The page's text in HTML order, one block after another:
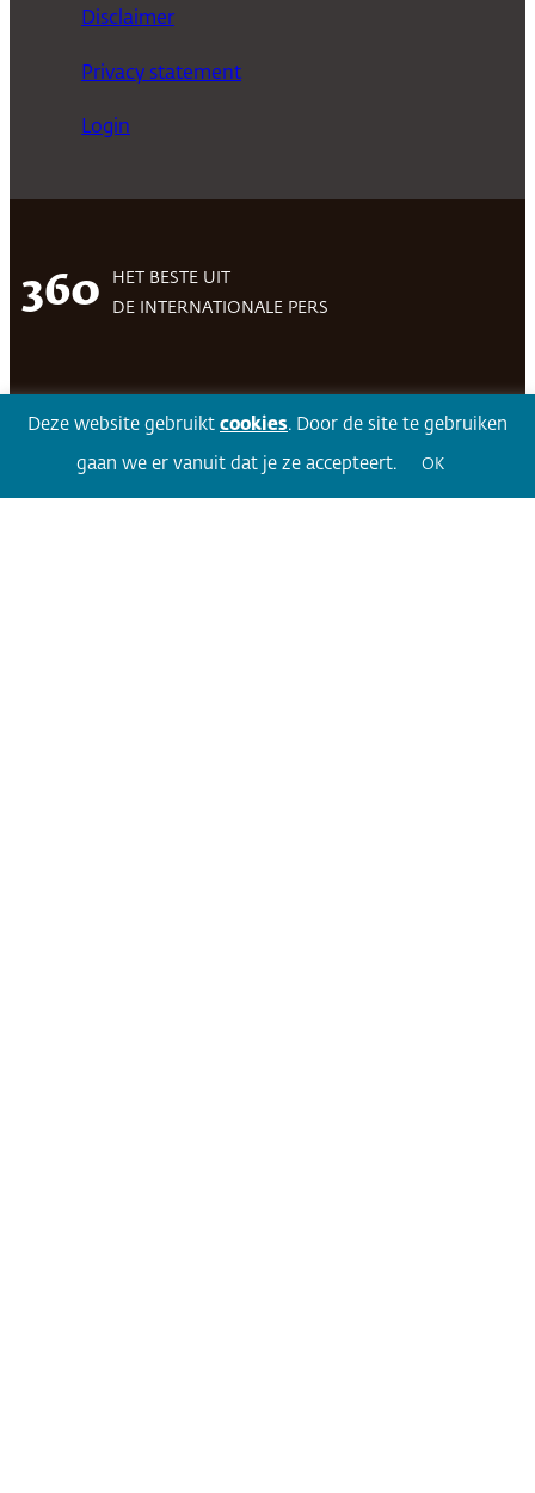
Disclaimer
Privacy statement
Login
360
HET BESTE UIT
DE INTERNATIONALE PERS
Volg 360Facebook LinkedIn Twitter
Deze website gebruikt cookies. Door de site te gebruiken
gaan we er vanuit dat je ze accepteert. OK